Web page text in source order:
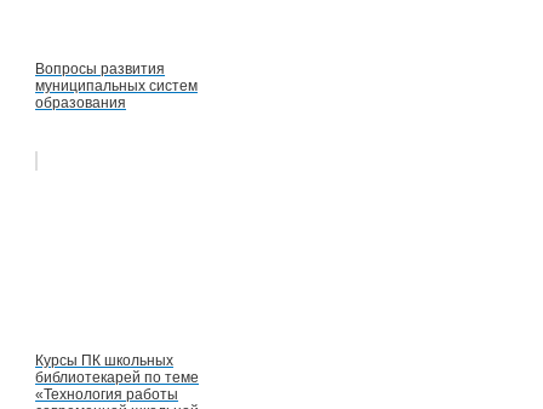
Вопросы развития
муниципальных систем
образования
Курсы ПК школьных
библиотекарей по теме
«Технология работы